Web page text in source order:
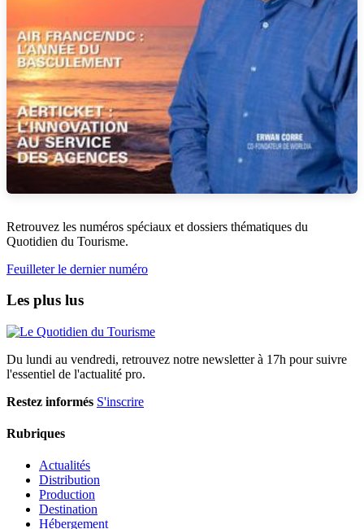
Retrouvez les numéros spéciaux et dossiers thématiques du
Quotidien du Tourisme.
Feuilleter le dernier numéro
Les plus lus
Du lundi au vendredi, retrouvez notre newsletter à 17h pour suivre
l'essentiel de l'actualité pro.
Restez informés S'inscrire
Rubriques
Actualités
Distribution
Production
Destination
Hébergement